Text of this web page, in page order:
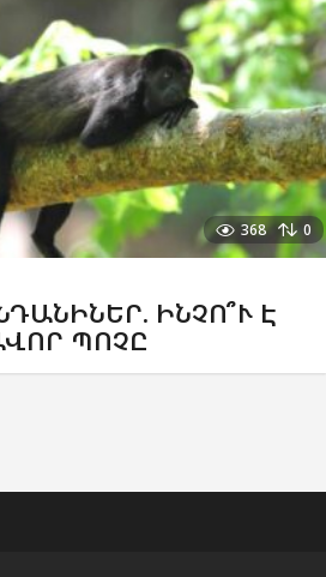
368 0
ԻՆՉՈ՞Ւ Է
ՊՈՉԸ